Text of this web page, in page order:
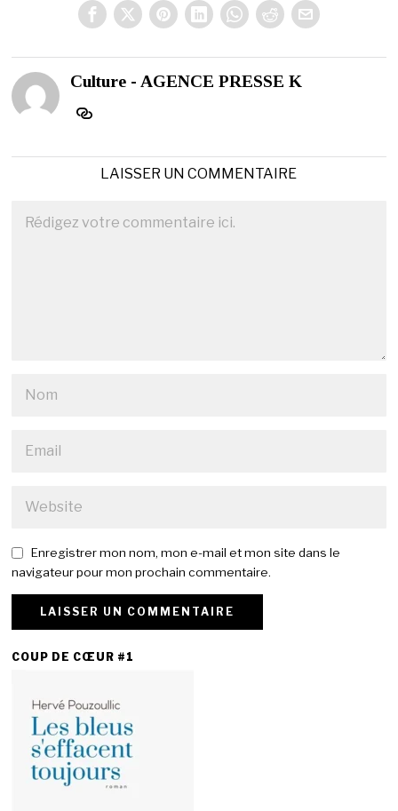
Culture - AGENCE PRESSE K
LAISSER UN COMMENTAIRE
Enregistrer mon nom, mon e-mail et mon site dans le
navigateur pour mon prochain commentaire.
COUP DE CŒUR #1